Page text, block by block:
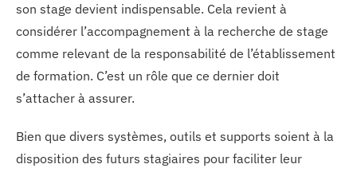
son stage devient indispensable. Cela revient à
considérer l’accompagnement à la recherche de stage
comme relevant de la responsabilité de l’établissement
de formation. C’est un rôle que ce dernier doit
s’attacher à assurer.
Bien que divers systèmes, outils et supports soient à la
disposition des futurs stagiaires pour faciliter leur